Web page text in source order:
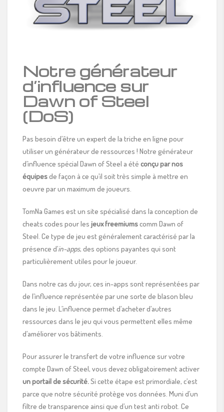
Notre générateur
d’influence sur
Dawn of Steel
(DoS)
Pas besoin d’être un expert de la triche en ligne pour
utiliser un générateur de ressources ! Notre générateur
d’influence spécial Dawn of Steel a été conçu par nos
équipesde façon à ce qu’il soit très simple à mettre en
oeuvre par un maximum de joueurs.
TomNa Games est un site spécialisé dans la conception de
cheats codes pour les jeuxfreemiumscomm Dawn of
Steel. Ce type de jeu est généralement caractérisé par la
présence d’in-apps, des options payantes qui sont
particulièrement utiles pour le joueur.
Dans notre cas du jour, ces in-apps sont représentées par
de l’influence représentée par une sorte de blason bleu
dans le jeu. L’influence permet d’acheter d’autres
ressources dans le jeu qui vous permettent elles même
d’améliorer vos bâtiments.
Pour assurer le transfert de votre influence sur votre
compte Dawn of Steel, vous devez obligatoirement activer
un portail de sécurité.Si cette étape est primordiale, c’est
parce que notre sécurité protège vos données. Muni d’un
filtre de transparence ainsi que d’un test anti robot. Ce